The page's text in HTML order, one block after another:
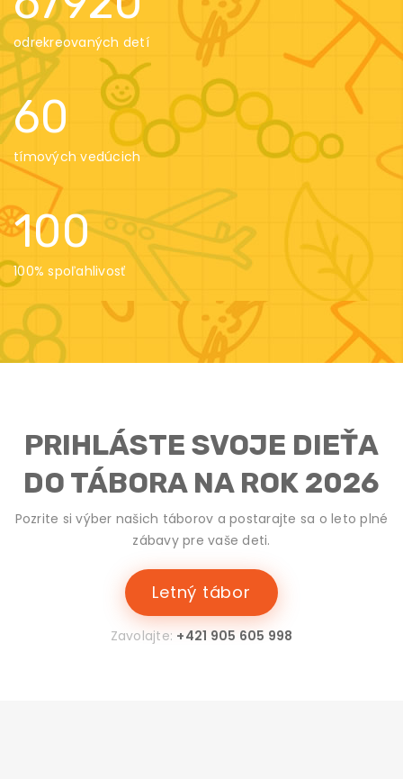
odrekreovaných detí
60
tímových vedúcich
100
100% spoľahlivosť
PRIHLÁSTE SVOJE DIEŤA
DO TÁBORA NA ROK 2026
Pozrite si výber našich táborov a postarajte sa o leto plné
zábavy pre vaše deti.
Letný tábor
Zavolajte: +421 905 605 998